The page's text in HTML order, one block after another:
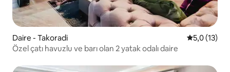
Daire - Takoradi 55,0 (13)
Özel çatı havuzlu ve barı olan 2 yatak odalı daire